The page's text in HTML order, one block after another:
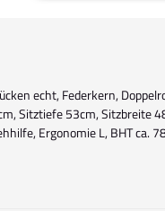
echt, Federkern,
Sitztiefe 53cm, Sitzbreite
Ergonomie L, BHT ca.